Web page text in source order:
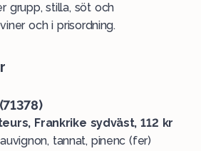
grupp, stilla, söt och
och i prisordning.
Frankrike sydväst, 112 kr
tannat, pinenc (fer)